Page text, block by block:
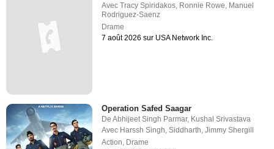
AvecTracy Spiridakos, Ronnie Rowe, Manuel
Rodriguez-Saenz
Drame
7 août 2026 sur USA Network Inc.
Operation Safed Saagar
DeAbhijeet Singh Parmar, Kushal Srivastava
Avec Harssh Singh ,Siddharth ,Jimmy Shergill
Action Drame